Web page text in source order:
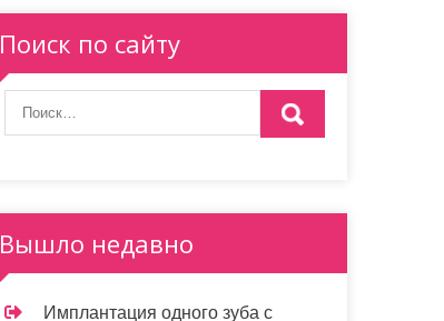
Поиск по сайту
Вышло недавно
Имплантация одного зуба с